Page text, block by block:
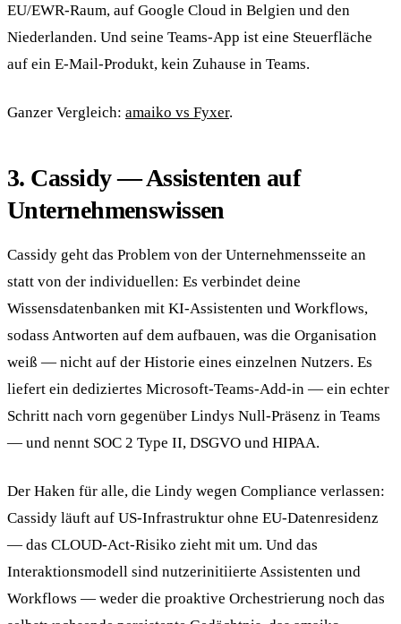
EU/EWR-Raum, auf Google Cloud in Belgien und den
Niederlanden. Und seine Teams-App ist eine Steuerfläche
auf ein E-Mail-Produkt, kein Zuhause in Teams.
Ganzer Vergleich: amaiko vs Fyxer.
3. Cassidy — Assistenten auf
Unternehmenswissen
Cassidy geht das Problem von der Unternehmensseite an
statt von der individuellen: Es verbindet deine
Wissensdatenbanken mit KI-Assistenten und Workflows,
sodass Antworten auf dem aufbauen, was die Organisation
weiß — nicht auf der Historie eines einzelnen Nutzers. Es
liefert ein dediziertes Microsoft-Teams-Add-in — ein echter
Schritt nach vorn gegenüber Lindys Null-Präsenz in Teams
— und nennt SOC 2 Type II, DSGVO und HIPAA.
Der Haken für alle, die Lindy wegen Compliance verlassen:
Cassidy läuft auf US-Infrastruktur ohne EU-Datenresidenz
— das CLOUD-Act-Risiko zieht mit um. Und das
Interaktionsmodell sind nutzerinitiierte Assistenten und
Workflows — weder die proaktive Orchestrierung noch das